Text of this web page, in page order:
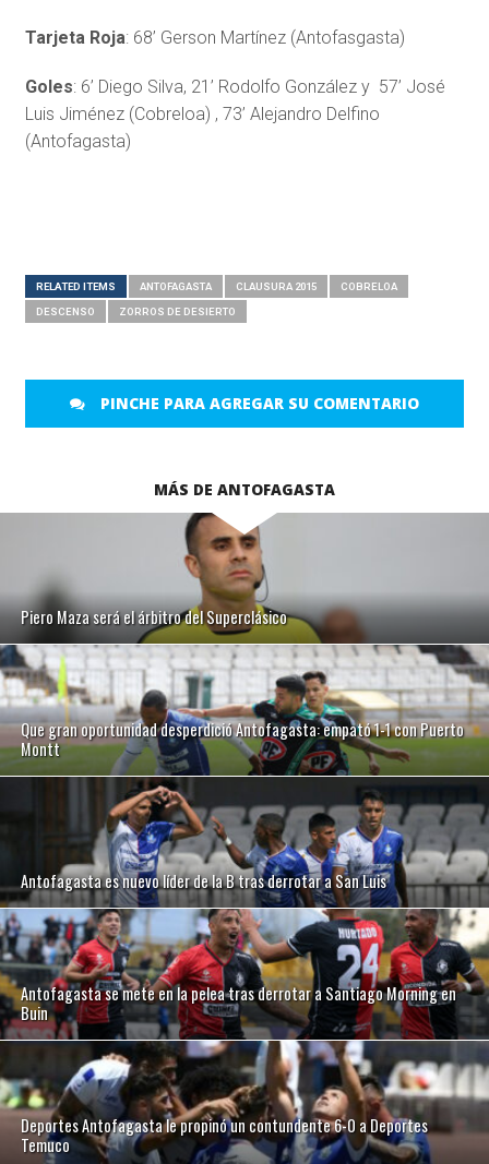
Tarjeta Roja: 68’ Gerson Martínez (Antofasgasta)
Goles: 6’ Diego Silva, 21’ Rodolfo González y 57’ José
Luis Jiménez (Cobreloa) , 73’ Alejandro Delfino
(Antofagasta)
RELATED ITEMS ANTOFAGASTA CLAUSURA 2015 COBRELOA
DESCENSO ZORROS DE DESIERTO
PINCHE PARA AGREGAR SU COMENTARIO
MÁS DE ANTOFAGASTA
Piero Maza será el árbitro del Superclásico
Que gran oportunidad desperdició Antofagasta: empató 1-1 con Puerto
Montt
Antofagasta es nuevo líder de la B tras derrotar a San Luis
Antofagasta se mete en la pelea tras derrotar a Santiago Morning en
Buin
Deportes Antofagasta le propinó un contundente 6-0 a Deportes
Temuco